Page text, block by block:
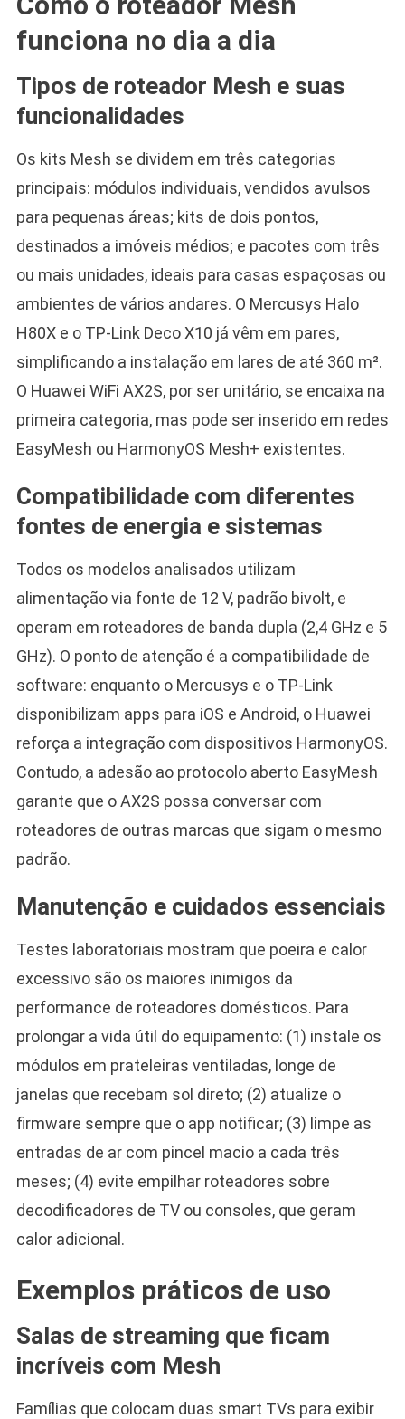
funciona no dia a dia
Tipos de roteador Mesh e suas
funcionalidades
Os kits Mesh se dividem em três categorias
principais: módulos individuais, vendidos avulsos
para pequenas áreas; kits de dois pontos,
destinados a imóveis médios; e pacotes com três
ou mais unidades, ideais para casas espaçosas ou
ambientes de vários andares. O Mercusys Halo
H80X e o TP-Link Deco X10 já vêm em pares,
simplificando a instalação em lares de até 360 m².
O Huawei WiFi AX2S, por ser unitário, se encaixa na
primeira categoria, mas pode ser inserido em redes
EasyMesh ou HarmonyOS Mesh+ existentes.
Compatibilidade com diferentes
fontes de energia e sistemas
Todos os modelos analisados utilizam
alimentação via fonte de 12 V, padrão bivolt, e
operam em roteadores de banda dupla (2,4 GHz e 5
GHz). O ponto de atenção é a compatibilidade de
software: enquanto o Mercusys e o TP-Link
disponibilizam apps para iOS e Android, o Huawei
reforça a integração com dispositivos HarmonyOS.
Contudo, a adesão ao protocolo aberto EasyMesh
garante que o AX2S possa conversar com
roteadores de outras marcas que sigam o mesmo
padrão.
Manutenção e cuidados essenciais
Testes laboratoriais mostram que poeira e calor
excessivo são os maiores inimigos da
performance de roteadores domésticos. Para
prolongar a vida útil do equipamento: (1) instale os
módulos em prateleiras ventiladas, longe de
janelas que recebam sol direto; (2) atualize o
firmware sempre que o app notificar; (3) limpe as
entradas de ar com pincel macio a cada três
meses; (4) evite empilhar roteadores sobre
decodificadores de TV ou consoles, que geram
calor adicional.
Exemplos práticos de uso
Salas de streaming que ficam
incríveis com Mesh
Famílias que colocam duas smart TVs para exibir